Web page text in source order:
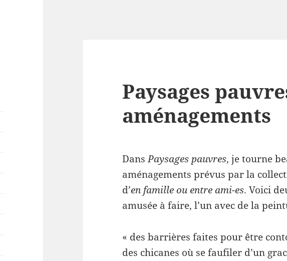
Paysages
aménagements
DansPaysages pauvres, je tourne
aménagements prévus par la
d’en famille ou entre ami-es. Voici
amusée à faire, l’un avec de la
« des barrières faites pour être
des chicanes où se faufiler d’un